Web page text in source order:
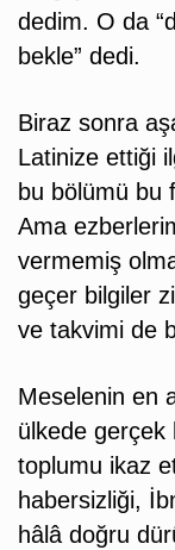
dedim. O da
bekle” dedi.
Biraz sonra
Latinize ettiği
bu bölümü bu
Ama
vermemiş
geçer bilgiler
ve takvimi de
Meselenin en
ülkede gerçek
toplumu ikaz
habersizliği,
hâlâ doğru